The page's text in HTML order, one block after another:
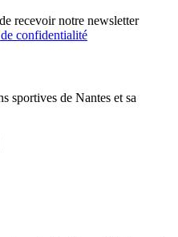
recevoir notre newsletter
confidentialité
sportives de Nantes et sa